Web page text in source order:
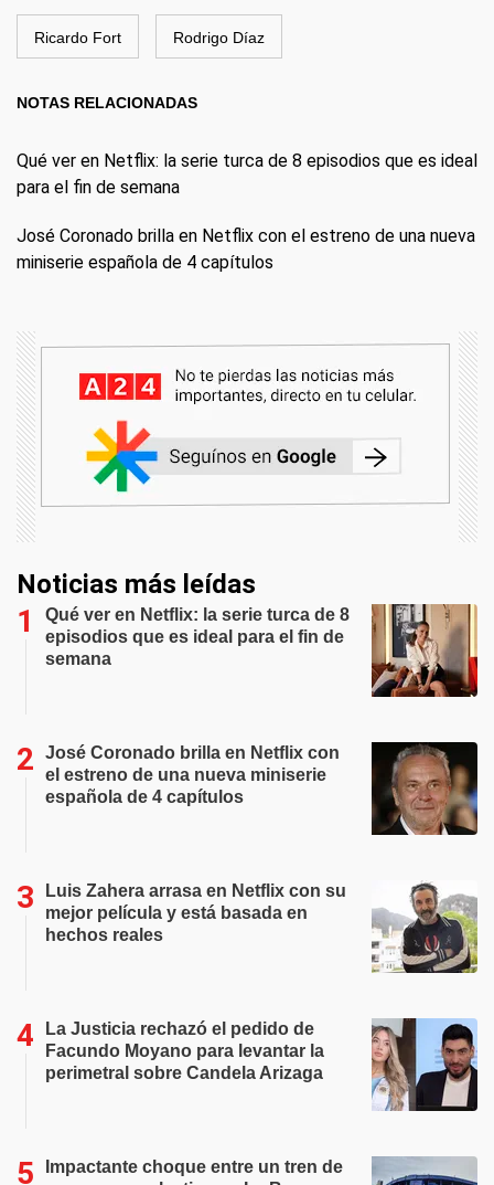
Ricardo Fort Rodrigo Díaz
NOTAS RELACIONADAS
Qué ver en Netflix: la serie turca de 8 episodios que es ideal
para el fin de semana
José Coronado brilla en Netflix con el estreno de una nueva
miniserie española de 4 capítulos
Noticias más leídas
Qué ver en Netflix: la serie turca de 8
episodios que es ideal para el fin de
semana
José Coronado brilla en Netflix con
el estreno de una nueva miniserie
española de 4 capítulos
Luis Zahera arrasa en Netflix con su
mejor película y está basada en
hechos reales
La Justicia rechazó el pedido de
Facundo Moyano para levantar la
perimetral sobre Candela Arizaga
Impactante choque entre un tren de